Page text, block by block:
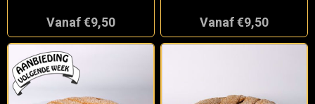
Vanaf €9,50 Vanaf €9,50